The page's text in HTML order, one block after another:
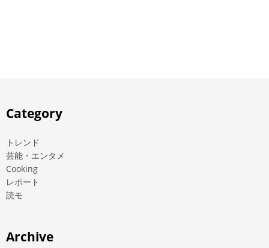
Category
トレンド
芸能・エンタメ
Cooking
レポート
読モ
Archive